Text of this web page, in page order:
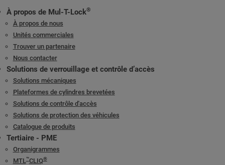
À propos de Mul-T-Lock®
À propos de nous
Unités commerciales
Trouver un partenaire
Nous contacter
Solutions de verrouillage et contrôle d’accès
Solutions mécaniques
Plateformes de cylindres brevetées
Solutions de contrôle d'accès
Solutions de protection des véhicules
Catalogue de produits
Tertiaire - PME
Organigrammes
MTL™CLIQ®